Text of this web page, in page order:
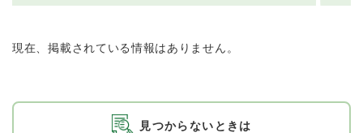
現在、掲載されている情報はありません。
見つからないときは